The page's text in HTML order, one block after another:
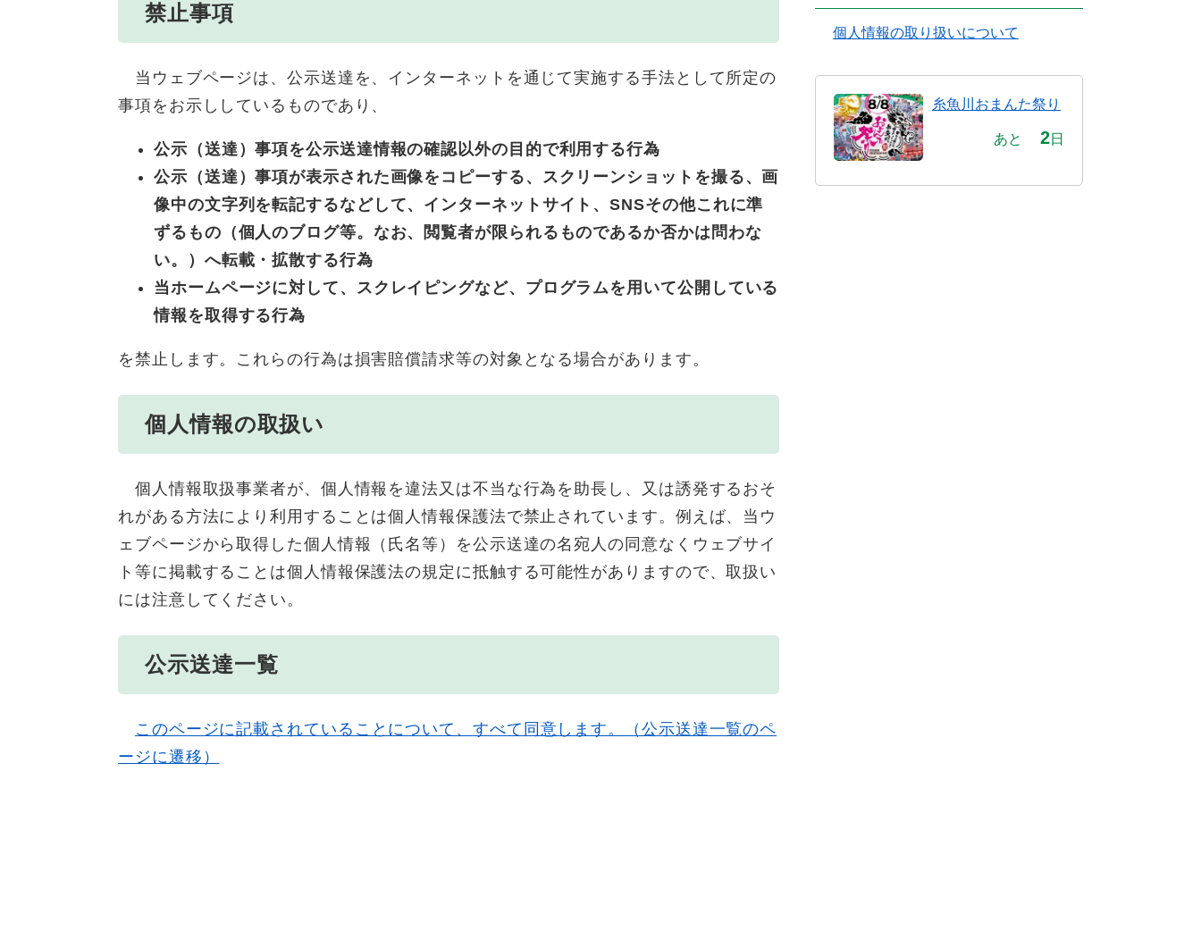
禁止事項
当ウェブページは、公⽰送達を、インターネットを通じて実施する⼿法として所定の
事項をお⽰ししているものであり、
公示（送達）事項を公示送達情報の確認以外の目的で利用する行為
公示（送達）事項が表示された画像をコピーする、スクリーンショットを撮る、画
像中の文字列を転記するなどして、インターネットサイト、SNSその他これに準
ずるもの（個人のブログ等。なお、閲覧者が限られるものであるか否かは問わな
い。）へ転載・拡散する行為
当ホームページに対して、スクレイピングなど、プログラムを用いて公開している
情報を取得する行為
を禁止します。これらの行為は損害賠償請求等の対象となる場合があります。​
個人情報の取扱い
個人情報取扱事業者が、個人情報を違法又は不当な行為を助長し、又は誘発するおそ
れがある方法により利用することは個人情報保護法で禁止されています。例えば、当ウ
ェブページから取得した個人情報（氏名等）を公示送達の名宛人の同意なくウェブサイ
ト等に掲載することは個人情報保護法の規定に抵触する可能性がありますので、取扱い
には注意してください。
公示送達一覧
このページに記載されていることについて、すべて同意します。（公示送達一覧のペ
ージに遷移）
個人情報の取り扱いについて
糸魚川おまんた祭り
あと 2日